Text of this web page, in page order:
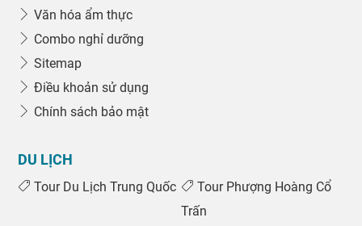
Văn hóa ẩm thực
Combo nghỉ dưỡng
Sitemap
Điều khoản sử dụng
Chính sách bảo mật
DU LỊCH
Tour Du Lịch Trung Quốc
Tour Phượng Hoàng Cổ
Trấn